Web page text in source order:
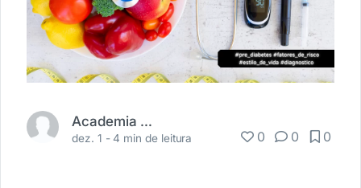
Academia Médica
dez. 1 -4 min de leitura 0 0 0